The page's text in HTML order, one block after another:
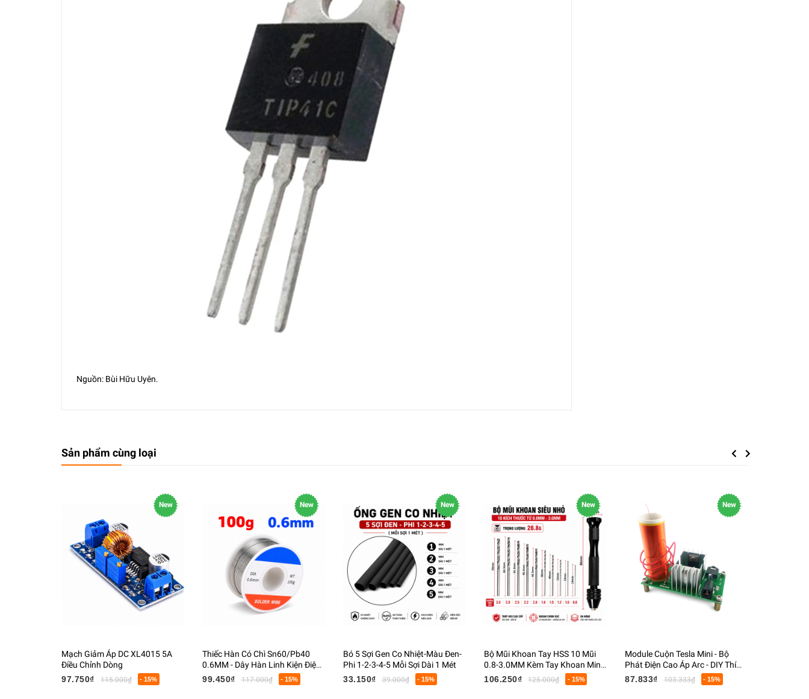
Nguồn: Bùi Hữu Uyên.
Sản phẩm cùng loại Previous
New
Mạch Giảm Áp DC XL4015 5A
Điều Chỉnh Dòng
97.750₫
115.000₫ - 15%
New
Thiếc Hàn Có Chì Sn60/Pb40
0.6MM - Dây Hàn Linh Kiện Điện
Tử Có Lõi Flux
99.450₫ 117.000₫ - 15%
New
Bó 5 Sợi Gen Co Nhiệt-Màu Đen-
Phi 1-2-3-4-5 Mỗi Sợi Dài 1 Mét
33.150₫
39.000₫ - 15%
New
Bộ Mũi Khoan Tay HSS 10 Mũi
0.8-3.0MM Kèm Tay Khoan Mini
Cầm Tay Khoan PCB Gỗ Nhựa
106.250₫ 125.000₫ - 15%
New
Module Cuộn Tesla Mini - Bộ
Phát Điện Cao Áp Arc - DIY Thí
Nghiệm Vật Lý - DC 15-24V
87.833₫ 103.333₫ - 15%
Next